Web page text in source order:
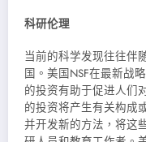
科研伦理
当前的科学发现往往伴
国。美国NSF在最新战
的投资有助于促进人们
的投资将产生有关构成
并开发新的方法，将这